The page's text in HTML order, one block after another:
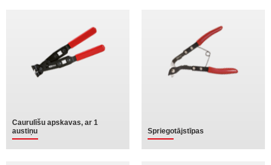
Caurulīšu apskavas, ar 1
austiņu
Spriegotājstīpas